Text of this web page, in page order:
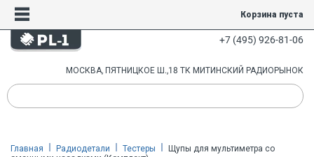
Корзина пуста
+7 (495) 926-81-06
МОСКВА, ПЯТНИЦКОЕ Ш.,18 ТК МИТИНСКИЙ РАДИОРЫНОК
Главная Радиодетали Тестеры
Щупы для мультиметра со